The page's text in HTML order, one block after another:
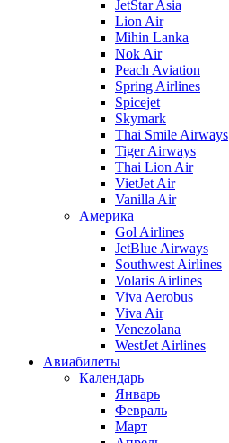
JetStar Asia
Lion Air
Mihin Lanka
Nok Air
Peach Aviation
Spring Airlines
Spicejet
Skymark
Thai Smile Airways
Tiger Airways
Thai Lion Air
VietJet Air
Vanilla Air
Америка
Gol Airlines
JetBlue Airways
Southwest Airlines
Volaris Airlines
Viva Aerobus
Viva Air
Venezolana
WestJet Airlines
Авиабилеты
Календарь
Январь
Февраль
Март